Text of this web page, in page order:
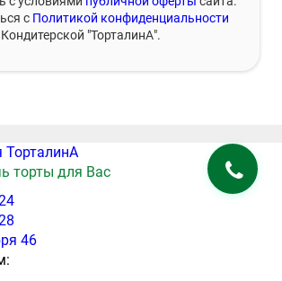
с Политикой конфиденциальности
Кондитерской "ТорталинА".
торты для Вас
46